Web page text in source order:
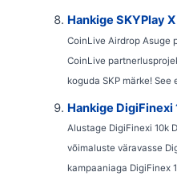
Hankige SKYPlay
CoinLive Airdrop Asuge
CoinLive
koguda SKP märke! See
Hankige DigiFinexi
Alustage DigiFinexi 10k
võimaluste väravasse
kampaaniaga DigiFinex